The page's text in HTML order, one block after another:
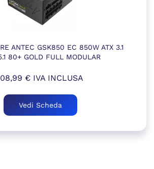
ANTEC GSK850 EC 850W ATX 3.1
80+ GOLD FULL MODULAR
€ IVA INCLUSA
Vedi Scheda